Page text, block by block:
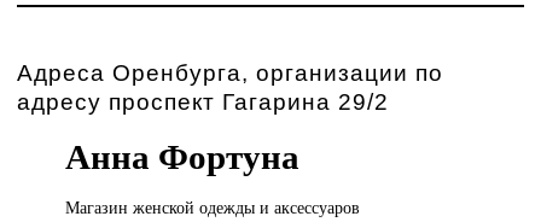
Адреса Оренбурга, организации по
адресу проспект Гагарина 29/2
Анна Фортуна
Магазин женскойодежды и аксессуаров